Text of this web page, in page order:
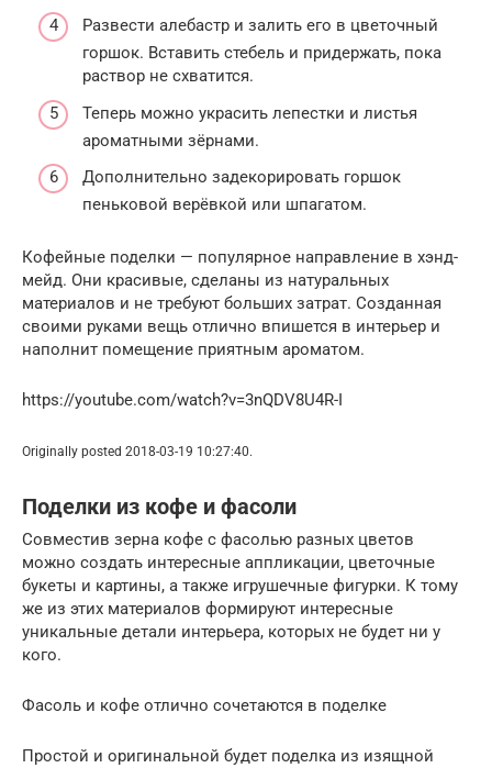
Развести алебастр и залить его в цветочный
горшок. Вставить стебель и придержать, пока
раствор не схватится.
Теперь можно украсить лепестки и листья
ароматными зёрнами.
Дополнительно задекорировать горшок
пеньковой верёвкой или шпагатом.
Кофейные поделки — популярное направление в хэнд-
мейд. Они красивые, сделаны из натуральных
материалов и не требуют больших затрат. Созданная
своими руками вещь отлично впишется в интерьер и
наполнит помещение приятным ароматом.
https://youtube.com/watch?v=3nQDV8U4R-I
Originally posted 2018-03-19 10:27:40.
Поделки из кофе и фасоли
Совместив зерна кофе с фасолью разных цветов
можно создать интересные аппликации, цветочные
букеты и картины, а также игрушечные фигурки. К тому
же из этих материалов формируют интересные
уникальные детали интерьера, которых не будет ни у
кого.
Фасоль и кофе отлично сочетаются в поделке
Простой и оригинальной будет поделка из изящной